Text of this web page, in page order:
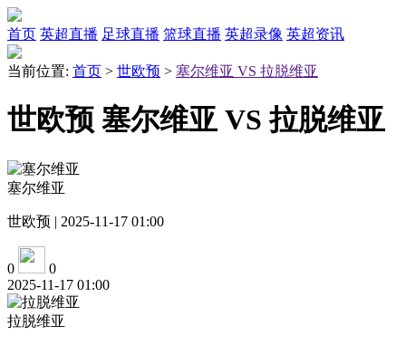
首页 英超直播 足球直播 篮球直播 英超录像 英超资讯
当前位置: 首页 > 世欧预 > 塞尔维亚 VS 拉脱维亚
世欧预 塞尔维亚 VS 拉脱维亚
塞尔维亚
世欧预 | 2025-11-17 01:00
0
0
2025-11-17 01:00
拉脱维亚